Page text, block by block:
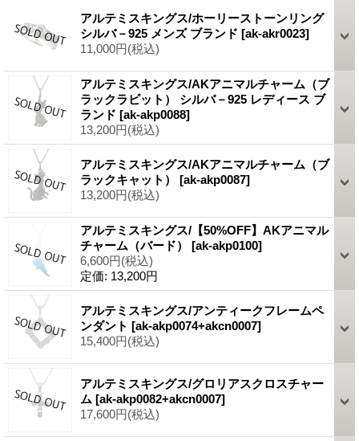
アルテミスキングス/ホーリーストーンリング
シルバ－925 メンズ ブランド [ak-akr0023]
11,000円(税込)
アルテミスキングス/AKアニマルチャーム（ブ
ラックラビット） シルバ－925 レディース ブ
ランド [ak-akp0088]
13,200円(税込)
アルテミスキングス/AKアニマルチャーム（ブ
ラックキャット） [ak-akp0087]
13,200円(税込)
アルテミスキングス/【50%OFF】AKアニマル
チャーム（バード） [ak-akp0100]
6,600円(税込)
定価: 13,200円
アルテミスキングス/アンティークフレームペ
ンダント [ak-akp0074+akcn0007]
15,400円(税込)
アルテミスキングス/グロリアスクロスチャー
ム [ak-akp0082+akcn0007]
17,600円(税込)